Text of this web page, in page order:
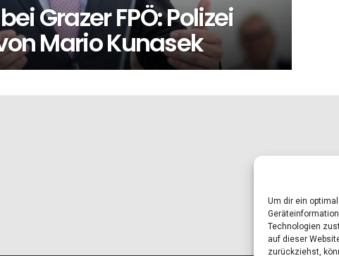
Um dir ein
Technologien
auf dieser
zurückziehst,
Grazer FPÖ: Polizei
Mario Kunasek